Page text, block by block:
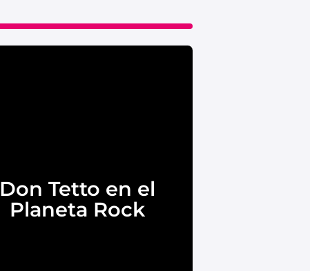
Don Tetto en el
Planeta Rock